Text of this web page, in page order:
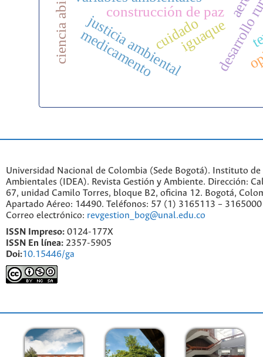
construcción de paz
ciencia abierta justicia ambiental
cuidadoiguaque
medicamento
Universidad Nacional de Colombia (Sede Bogotá). Instituto de
Ambientales (IDEA). Revista Gestión y Ambiente. Dirección:
67, unidad Camilo Torres, bloque B2, oficina 12. Bogotá,
Apartado Aéreo: 14490. Teléfonos: 57 (1) 3165113 –
Correo electrónico: revgestion_bog@unal.edu.co
ISSN Impreso: 0124-177X
ISSN En línea: 2357-5905
Doi:10.15446/ga